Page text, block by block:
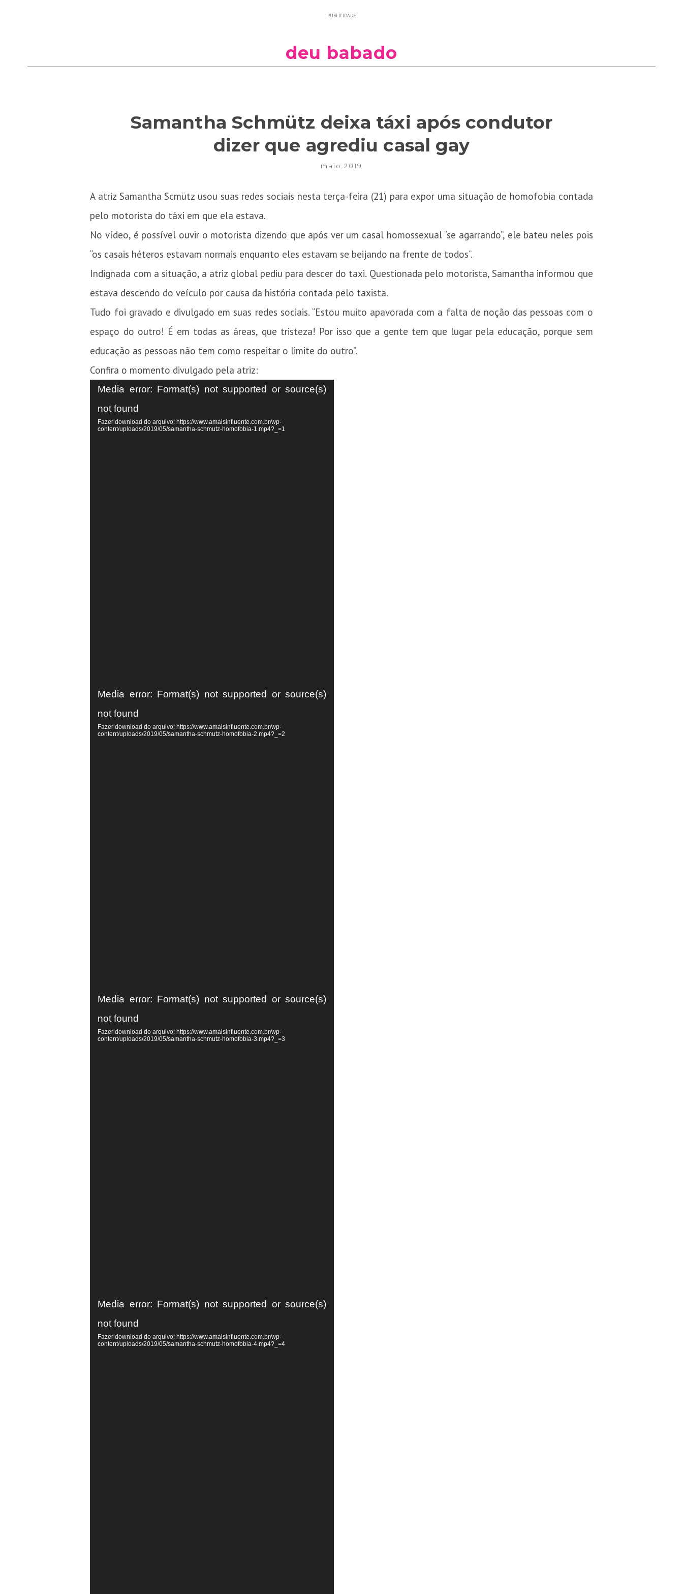
PUBLICIDADE
deu babado
Samantha Schmütz deixa táxi após condutor
dizer que agrediu casal gay
maio 2019
A atriz Samantha Scmütz usou suas redes sociais nesta terça-feira (21) para expor uma situação de homofobia contada
pelo motorista do táxi em que ela estava.
No vídeo, é possível ouvir o motorista dizendo que após ver um casal homossexual “se agarrando”, ele bateu neles pois
“os casais héteros estavam normais enquanto eles estavam se beijando na frente de todos”.
Indignada com a situação, a atriz global pediu para descer do taxi. Questionada pelo motorista, Samantha informou que
estava descendo do veículo por causa da história contada pelo taxista.
Tudo foi gravado e divulgado em suas redes sociais. “Estou muito apavorada com a falta de noção das pessoas com o
espaço do outro! É em todas as áreas, que tristeza! Por isso que a gente tem que lugar pela educação, porque sem
educação as pessoas não tem como respeitar o limite do outro”.
Confira o momento divulgado pela atriz:
Tocador
vídeo
Media error: Format(s) not supported or source(s)
not found
Fazer download do arquivo: https://www.amaisinfluente.com.br/wp-
content/uploads/2019/05/samantha-schmutz-homofobia-1.mp4?_=1
Tocador
vídeo
Media error: Format(s) not supported or source(s)
not found
Fazer download do arquivo: https://www.amaisinfluente.com.br/wp-
content/uploads/2019/05/samantha-schmutz-homofobia-2.mp4?_=2
Tocador
vídeo
Media error: Format(s) not supported or source(s)
not found
Fazer download do arquivo: https://www.amaisinfluente.com.br/wp-
content/uploads/2019/05/samantha-schmutz-homofobia-3.mp4?_=3
Tocador
vídeo
Media error: Format(s) not supported or source(s)
not found
Fazer download do arquivo: https://www.amaisinfluente.com.br/wp-
content/uploads/2019/05/samantha-schmutz-homofobia-4.mp4?_=4